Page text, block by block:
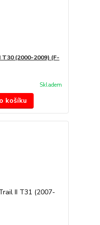
T30 (2000-2009) (F-
Skladem
košíku